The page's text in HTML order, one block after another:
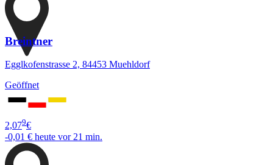
Breintner
Egglkofenstrasse 2, 84453 Muehldorf
Geöffnet
2,079€
-0,01 € heute vor 21 min.